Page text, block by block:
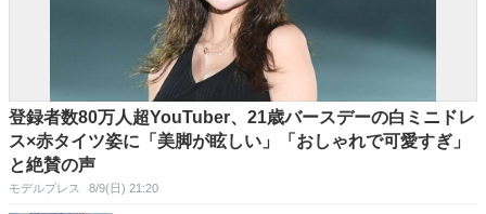
登録者数80万人超YouTuber、21歳バースデーの白ミニドレ
ス×赤タイツ姿に「美脚が眩しい」「おしゃれで可愛すぎ」
と絶賛の声
モデルプレス 8/9(日) 21:20